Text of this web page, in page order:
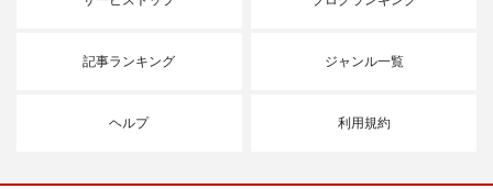
記事ランキング ジャンル一覧
ヘルプ 利用規約